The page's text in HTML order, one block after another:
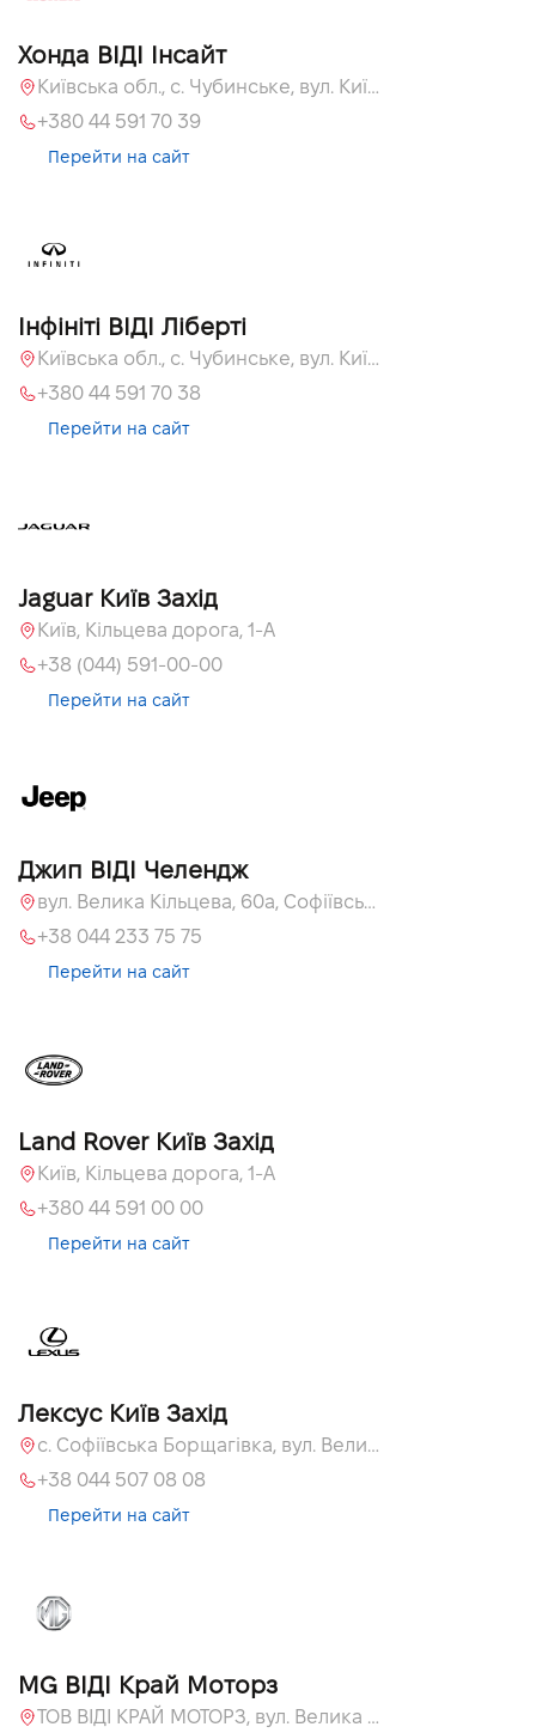
Хонда ВІДІ Інсайт
Київська обл., c. Чубинське, вул. Київська, 55
+380 44 591 70 39
Перейти на сайт
Інфініті ВІДІ Ліберті
Київська обл., c. Чубинське, вул. Київська, 51
+380 44 591 70 38
Перейти на сайт
Jaguar Київ Захід
Київ, Кільцева дорога, 1-А
+38 (044) 591-00-00
Перейти на сайт
Джип ВІДІ Челендж
вул. Велика Кільцева, 60а, Софіївська Борщагівка, Київська обл.
+38 044 233 75 75
Перейти на сайт
Land Rover Київ Захід
Київ, Кільцева дорога, 1-А
+380 44 591 00 00
Перейти на сайт
Лексус Київ Захід
с. Софіївська Борщагівка, вул. Велика Кільцева, 58
+38 044 507 08 08
Перейти на сайт
MG ВІДІ Край Моторз
ТОВ ВІДІ КРАЙ МОТОРЗ, вул. Велика Кільцева, 60а